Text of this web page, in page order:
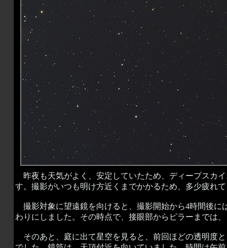
昨夜も天気がよく、安定していたため、ディープスカ
す。撮影がいつも明け方近くまでかかるため、多少疲れ
撮影対象に望遠鏡を向けると、撮影開始から4時間後に
わりにしました。その時点で、接眼部からピラーまでは
そのあと、庭に出て星空を見ると、前回ほどの透明度